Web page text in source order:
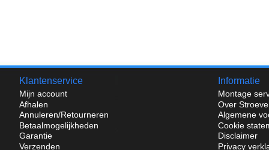
Klantenservice
Mijn account
Afhalen
Annuleren/Retourneren
Betaalmogelijkheden
Garantie
Verzenden
Informatie
Montage
Over
Algemene
Cookie
Disclaimer
Privacy